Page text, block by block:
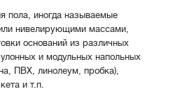
пола, иногда называемые
нивелирующими массами,
оснований из различных
и модульных напольных
ПВХ, линолеум, пробка),
и т.п.